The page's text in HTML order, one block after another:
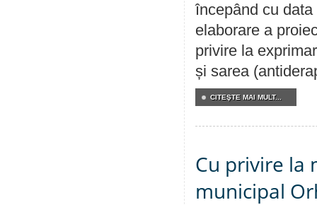
începând cu
elaborare a
privire la
și sarea
CITEŞTE MAI MULT...
Cu privire la
municipal